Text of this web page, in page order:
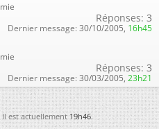
Réponses: 3
Dernier message: 30/10/2005, 16h45
Réponses: 3
Dernier message: 30/03/2005, 23h21
Il est actuellement19h46.